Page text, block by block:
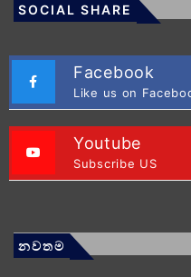
SOCIAL SHARE
Facebook
Like us on
Youtube
Subscribe US
නවතම